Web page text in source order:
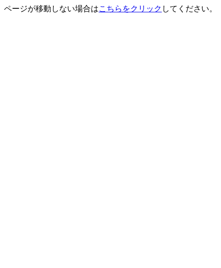
ページが移動しない場合はこちらをクリック してください。